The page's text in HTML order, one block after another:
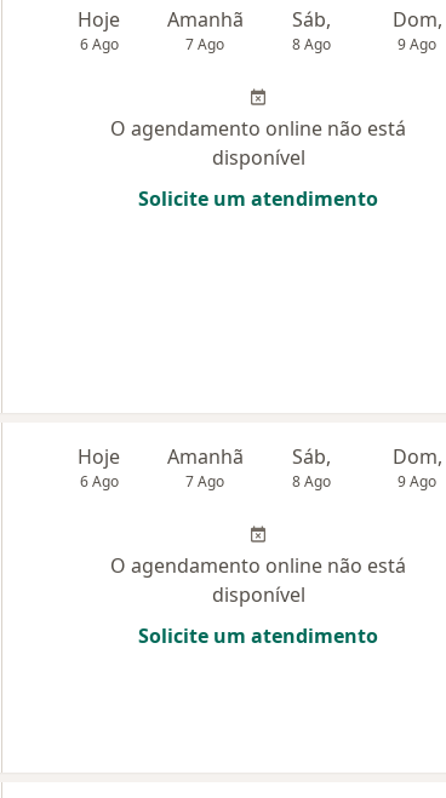
Hoje
6 Ago
Amanhã
7 Ago
Sáb,
8 Ago
Dom,
9 Ago
O agendamento online não está
disponível
Solicite um atendimento
Hoje
6 Ago
Amanhã
7 Ago
Sáb,
8 Ago
Dom,
9 Ago
O agendamento online não está
disponível
Solicite um atendimento